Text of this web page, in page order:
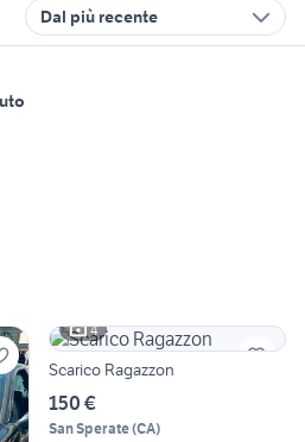
Dal più recente
4
Scarico Ragazzon
150 €
San Sperate(CA)